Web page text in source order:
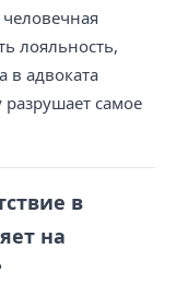
лояльность,
в адвоката
самое
в
на